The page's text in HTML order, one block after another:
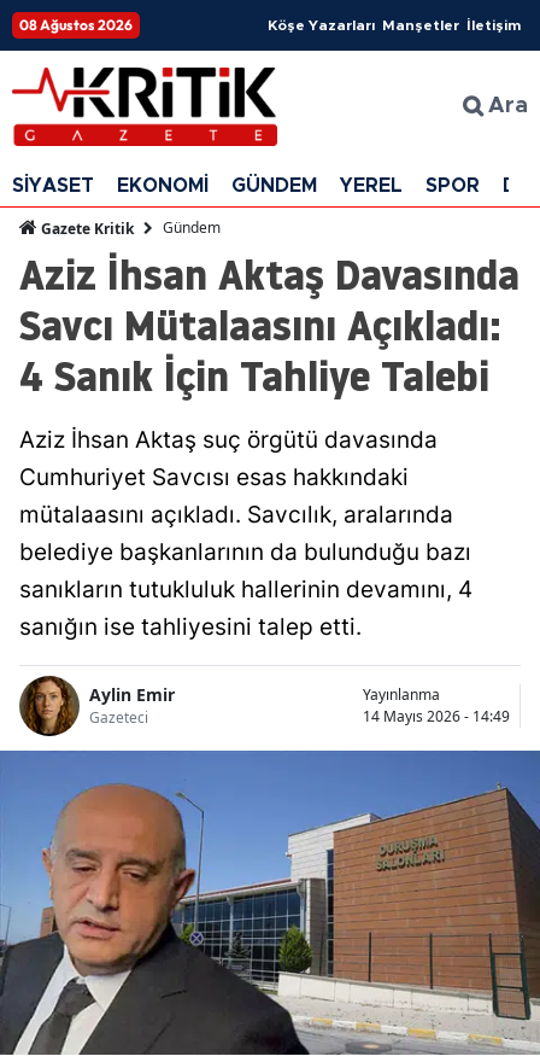
08 Ağustos 2026 Köşe Yazarları Manşetler İletişim
Ara
SİYASET EKONOMİ GÜNDEM YEREL SPOR
Gazete Kritik Gündem
Aziz İhsan Aktaş Davasında
Savcı Mütalaasını Açıkladı:
4 Sanık İçin Tahliye Talebi
Aziz İhsan Aktaş suç örgütü davasında
Cumhuriyet Savcısı esas hakkındaki
mütalaasını açıkladı. Savcılık, aralarında
belediye başkanlarının da bulunduğu bazı
sanıkların tutukluluk hallerinin devamını, 4
sanığın ise tahliyesini talep etti.
Aylin Emir
Gazeteci
Yayınlanma
14 Mayıs 2026 - 14:49